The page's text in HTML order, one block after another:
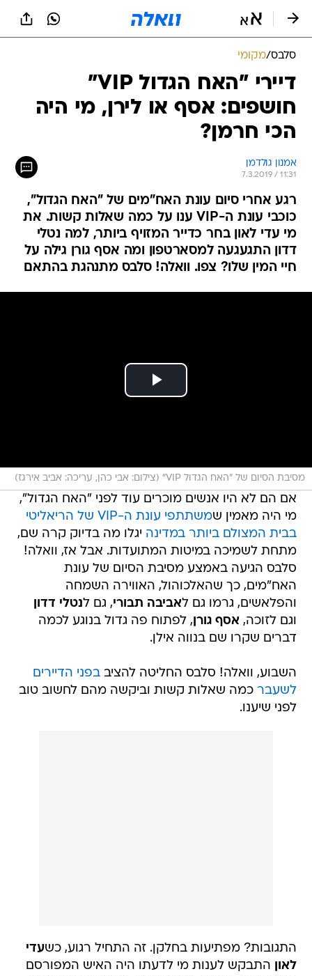
סלבס/מקומי
דיירי "האח הגדול VIP"
חושפים: אסף או לירן, מי היה
הכי חרמן?
אמנון גולדמן
7.3.2019 / 11:31
רגע אחרי סיום עונת האח"מים של "האח הגדול",
כוכבי עונת ה-VIP ענו על כמה שאלות קשות. את
מי עדי לאון בחר כדייר המזויף ביותר, למה נטלי
דדון התגעגעה למסארטפון ומה אסף גורן גילה על
חיי המין שלו? צפו. וואלה! סלבס מתנהגת בהתאם
מסיבת הסיום של "האח הגדול VIP" (צילום: אבי כהן, עריכה: אביב אירגז)
אם הם לא היו אנשים מוכרים עוד לפני "האח הגדול",
מי היה מאמין ש
משתתפי עונת ה-VIP של הריאליטי
בבית המצולם ביותר במדינה יגלו מה בדיוק קרה שם,
מתחת לשמיכה במיטות המתועדות. אבל אז, וואלה!
סלבס הגיעה באמצע מסיבת הסיום של עונת
האח"מים, כך שהאלכוהול, האווירה השמחה
והפלאשים, גרמו גם לאביבה תבורי, גם לנטלי דדון
וגם לזוכה, אסף גורן, לפתוח פה גדול בנוגע לכמה
דברים שקרו שם בנווה אילן.
השבוע, וואלה! סלבס החליטה להציבבפני הדיירים
לשעבר כמה שאלות קשות וביקשה מהם לחשוב טוב
לפני שיענו.
התגובות? מפתיעות בחלקן. זה התחיל רגוע, כשעדי
לאון התבקש לענות מי לדעתו היה האיש המפורסם